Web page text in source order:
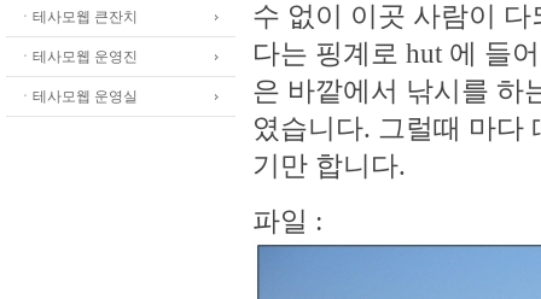
ㆍ테사모웹 큰잔치
ㆍ테사모웹 운영진
ㆍ테사모웹 운영실
수 없이 이곳 사람이
다는 핑계로 hut 에 들
은 바깥에서 낚시를 하
였습니다. 그럴때 마다
기만 합니다.
파일 :